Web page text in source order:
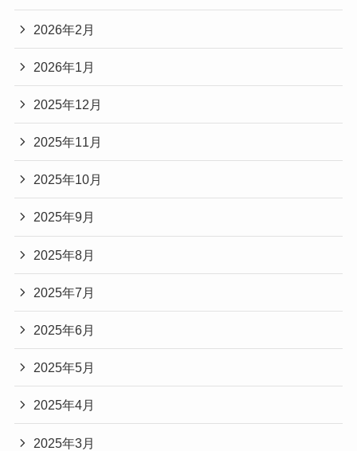
2026年2月
2026年1月
2025年12月
2025年11月
2025年10月
2025年9月
2025年8月
2025年7月
2025年6月
2025年5月
2025年4月
2025年3月